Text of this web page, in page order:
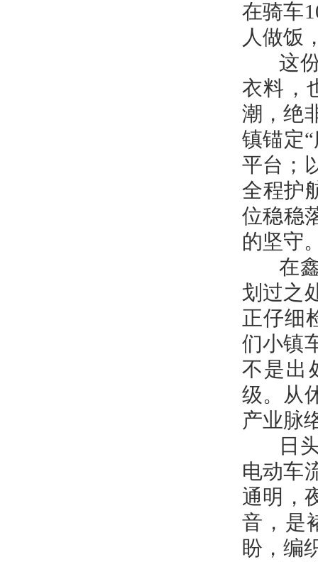
在骑车
人做饭
这份
衣料，
潮，绝
镇锚定
平台；
全程护
位稳稳
的坚守
在鑫
划过之
正仔细
们小镇
不是出
级。从
产业脉
日头
电动车
通明，
音，是
盼，编